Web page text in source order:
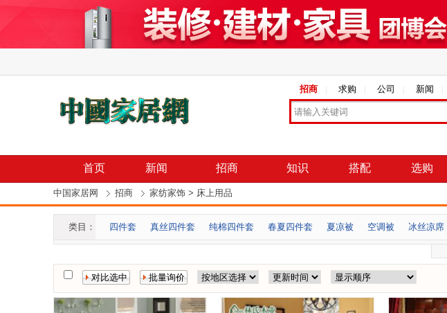
招商 求购 公司 新闻
首页 新闻 招商 知识 搭配 选购
中国家居网 招商 家纺家饰 > 床上用品
类目： 四件套 真丝四件套 纯棉四件套 春夏四件套 夏凉被 空调被 冰丝凉席